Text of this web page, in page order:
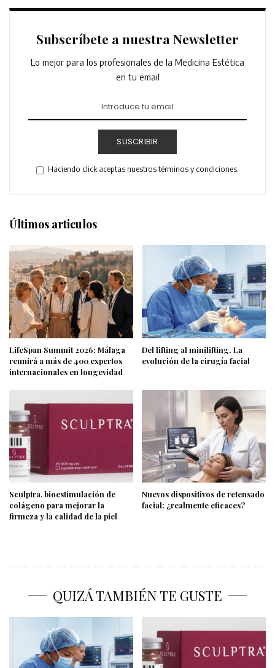
Subscríbete a nuestra Newsletter
Lo mejor para los profesionales de la Medicina Estética
en tu email
SUSCRIBIR
Haciendo click aceptas nuestros términos y condiciones.
Últimos articulos
LifeSpan Summit 2026: Málaga
reunirá a más de 400 expertos
internacionales en longevidad
Del lifting al minilifting. La
evolución de la cirugía facial
Sculptra, bioestimulación de
colágeno para mejorar la
firmeza y la calidad de la piel
Nuevos dispositivos de retensado
facial: ¿realmente eficaces?
QUIZÁ TAMBIÉN TE GUSTE